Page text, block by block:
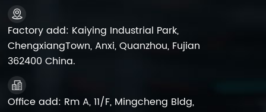
Factory add: Kaiying Industrial Park,
ChengxiangTown, Anxi, Quanzhou, Fujian
362400 China.
Office add: Rm A, 11/F, Mingcheng Bldg,